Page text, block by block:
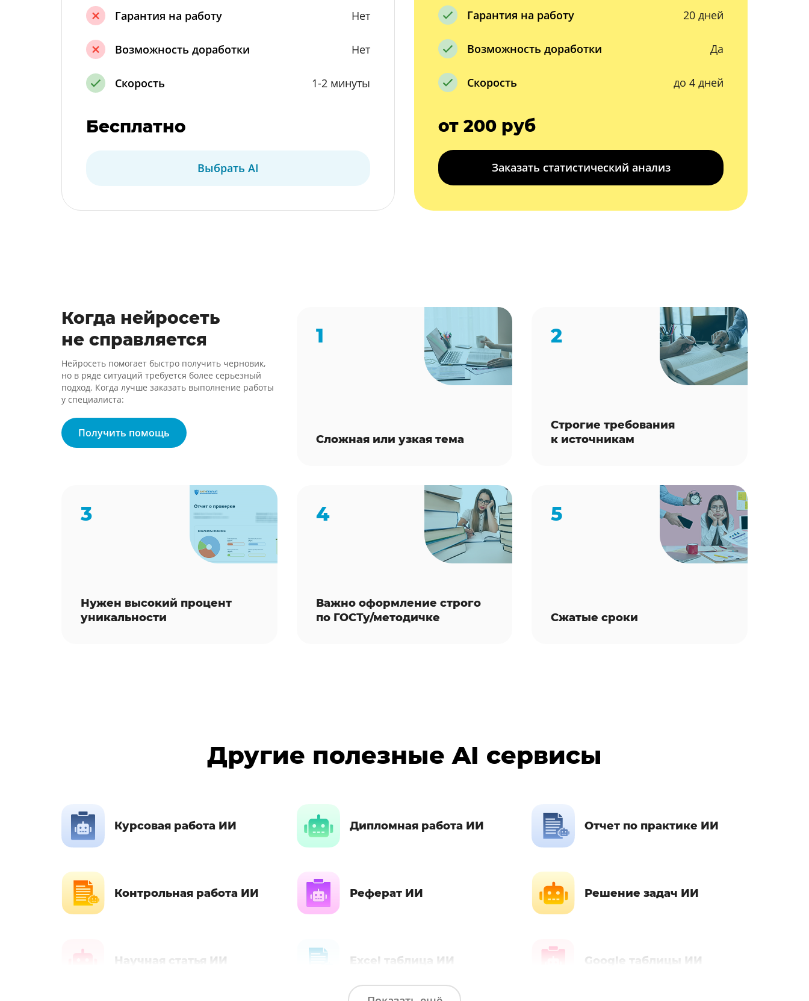
Гарантия на работу Нет
Возможность доработки Нет
Скорость 1-2 минуты
Бесплатно
Выбрать AI
Гарантия на работу 20 дней
Возможность доработки Да
Скорость до 4 дней
от 200 руб
Заказать статистический анализ
Когда нейросеть
не справляется
Нейросеть помогает быстро получить черновик,
но в ряде ситуаций требуется более серьезный
подход. Когда лучше заказать выполнение работы
у специалиста:
Получить помощь
1
Сложная или узкая тема
2
Строгие требования
к источникам
3
Нужен высокий процент
уникальности
4
Важно оформление строго
по ГОСТу/методичке
5
Сжатые сроки
Другие полезные AI сервисы
Курсовая работа ИИ Дипломная работа ИИ Отчет по практике ИИ
Контрольная работа ИИ Реферат ИИ Решение задач ИИ
Научная статья ИИ Excel таблица ИИ Google таблицы ИИ